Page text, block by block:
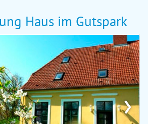
Haus im Gutspark
›